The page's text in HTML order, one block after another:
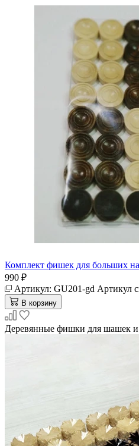
Комплект фишек для больших
990 ₽
Артикул: GU201-gd Артикул
В корзину
Деревянные фишки для шашек и